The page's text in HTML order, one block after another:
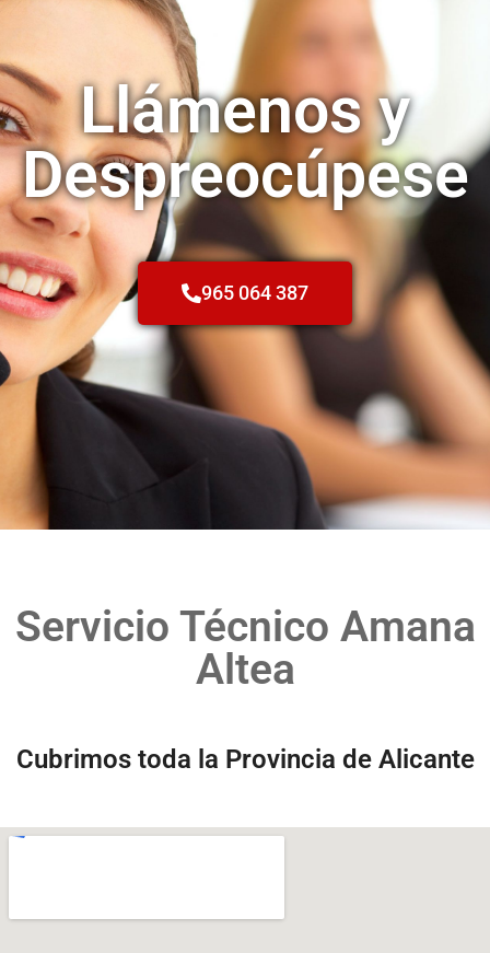
Llámenos y
Despreocúpese
965 064 387
Servicio Técnico Amana
Altea
Cubrimos toda la Provincia de Alicante